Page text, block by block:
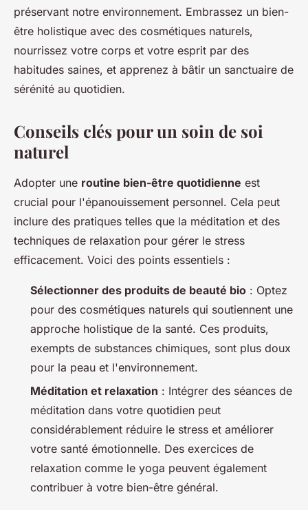
préservant notre environnement. Embrassez un bien-
être holistique avec des cosmétiques naturels,
nourrissez votre corps et votre esprit par des
habitudes saines, et apprenez à bâtir un sanctuaire de
sérénité au quotidien.
Conseils clés pour un soin de soi
naturel
Adopter une routine bien-être quotidienne est
crucial pour l'épanouissement personnel. Cela peut
inclure des pratiques telles que la méditation et des
techniques de relaxation pour gérer le stress
efficacement. Voici des points essentiels :
Sélectionner des produits de beauté bio : Optez
pour des cosmétiques naturels qui soutiennent une
approche holistique de la santé. Ces produits,
exempts de substances chimiques, sont plus doux
pour la peau et l'environnement.
Méditation et relaxation : Intégrer des séances de
méditation dans votre quotidien peut
considérablement réduire le stress et améliorer
votre santé émotionnelle. Des exercices de
relaxation comme le yoga peuvent également
contribuer à votre bien-être général.